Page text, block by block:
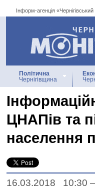
Інформ-агенція
Інформ-
Політична
Чернігівщина
ЦНАПів та
населення
16.03.2018 10:30